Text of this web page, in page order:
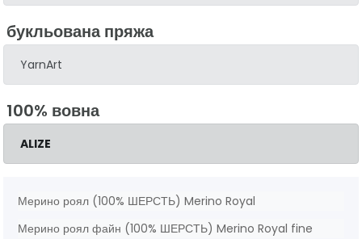
букльована пряжа
YarnArt
100% вовна
ALIZE
Мерино роял (100% ШЕРСТЬ) Merino Royal
Мерино роял файн (100% ШЕРСТЬ) Merino Royal fine